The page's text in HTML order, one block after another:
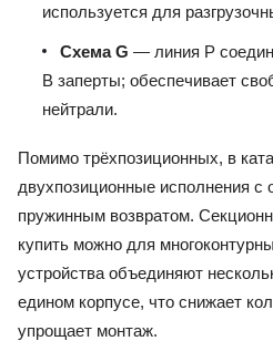
используется для
Схема G — линия P
B заперты; обеспечивает
нейтрали.
Помимо трёхпозиционных, в
двухпозиционные исполнения с
пружинным возвратом.
купить можно для
устройства объединяют
едином корпусе, что снижает
упрощает монтаж.